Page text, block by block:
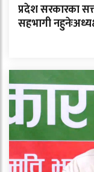
प्रदेश सरकारका
सहभागी